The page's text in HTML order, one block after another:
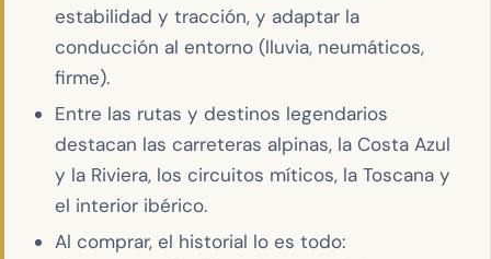
estabilidad y tracción, y adaptar la
conducción al entorno (lluvia, neumáticos,
firme).
Entre las rutas y destinos legendarios
destacan las carreteras alpinas, la Costa Azul
y la Riviera, los circuitos míticos, la Toscana y
el interior ibérico.
Al comprar, el historial lo es todo: